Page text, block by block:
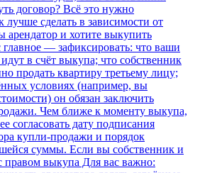
договор? Всё это нужно
лучше сделать в зависимости от
арендатор и хотите выкупить
главное — зафиксировать: что ваши
в счёт выкупа; что собственник
продать квартиру третьему лицу;
условиях (например, вы
он обязан заключить
Чем ближе к моменту выкупа,
согласовать дату подписания
купли‑продажи и порядок
суммы. Если вы собственник и
правом выкупа Для вас важно: